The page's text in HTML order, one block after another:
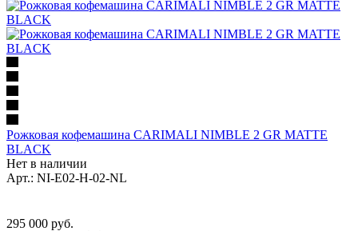
Рожковая кофемашина CARIMALI NIMBLE 2 GR MATTE
BLACK
Нет в наличии
Арт.: NI-E02-H-02-NL
295 000 руб.